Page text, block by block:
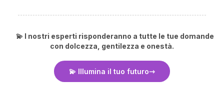
💫 I nostri esperti risponderanno a tutte le tue domande
con dolcezza, gentilezza e onestà.
💫 Illumina il tuo futuro